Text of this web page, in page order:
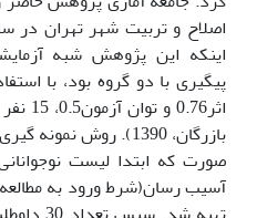
اینکه این پژوهش شبه
پیگیری با دو گروه بود، با
بازرگان، 1390). روش
صورت که ابتدا لیست
آسیب رسان(شرط ورود به